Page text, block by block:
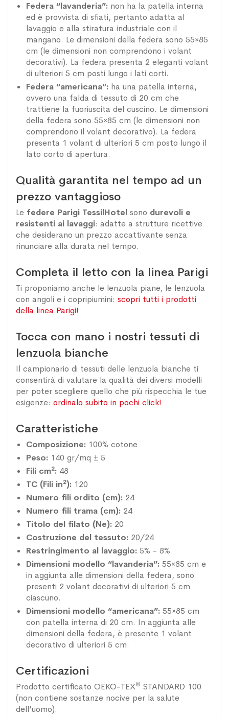
Federa “lavanderia”: non ha la patella interna
ed è provvista di sfiati, pertanto adatta al
lavaggio e alla stiratura industriale con il
mangano. Le dimensioni della federa sono 55×85
cm (le dimensioni non comprendono i volant
decorativi). La federa presenta 2 eleganti volant
di ulteriori 5 cm posti lungo i lati corti.
Federa “americana”: ha una patella interna,
ovvero una falda di tessuto di 20 cm che
trattiene la fuoriuscita del cuscino. Le dimensioni
della federa sono 55×85 cm (le dimensioni non
comprendono il volant decorativo). La federa
presenta 1 volant di ulteriori 5 cm posto lungo il
lato corto di apertura.
Qualità garantita nel tempo ad un
prezzo vantaggioso
Le federe Parigi TessilHotel sono durevoli e
resistenti ai lavaggi: adatte a strutture ricettive
che desiderano un prezzo accattivante senza
rinunciare alla durata nel tempo.
Completa il letto con la linea Parigi
Ti proponiamo anche le lenzuola piane, le lenzuola
con angoli e i copripiumini: scopri tutti i prodotti
della linea Parigi!
Tocca con mano i nostri tessuti di
lenzuola bianche
Il campionario di tessuti delle lenzuola bianche ti
consentirà di valutare la qualità dei diversi modelli
per poter scegliere quello che più rispecchia le tue
esigenze: ordinalo subito in pochi click!
Caratteristiche
Composizione: 100% cotone
Peso: 140 gr/mq ± 5
Fili cm2: 48
TC (Fili in2): 120
Numero fili ordito (cm): 24
Numero fili trama (cm): 24
Titolo del filato (Ne): 20
Costruzione del tessuto: 20/24
Restringimento al lavaggio: 5% - 8%
Dimensioni modello “lavanderia”: 55×85 cm e
in aggiunta alle dimensioni della federa, sono
presenti 2 volant decorativi di ulteriori 5 cm
ciascuno.
Dimensioni modello “americana”: 55×85 cm
con patella interna di 20 cm. In aggiunta alle
dimensioni della federa, è presente 1 volant
decorativo di ulteriori 5 cm.
Certificazioni
Prodotto certificato OEKO-TEX® STANDARD 100
(non contiene sostanze nocive per la salute
dell’uomo).